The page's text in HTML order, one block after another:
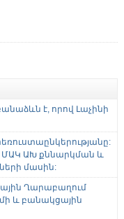
է, որով Լաչինի
ՄԱԿ ԱԽ քննարկման և
մասին:
Ղարաբաղում
և բանակցային